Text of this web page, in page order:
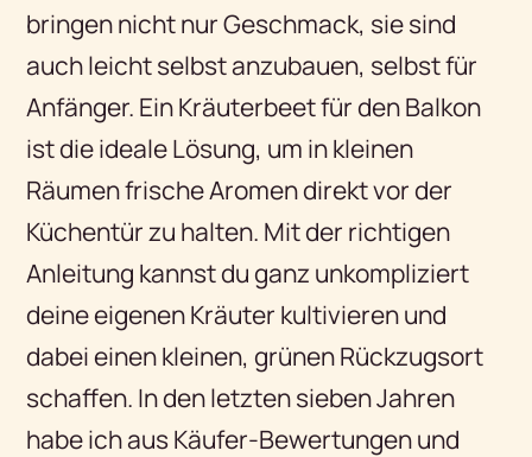
bringen nicht nur Geschmack, sie sind
auch leicht selbst anzubauen, selbst für
Anfänger. Ein Kräuterbeet für den Balkon
ist die ideale Lösung, um in kleinen
Räumen frische Aromen direkt vor der
Küchentür zu halten. Mit der richtigen
Anleitung kannst du ganz unkompliziert
deine eigenen Kräuter kultivieren und
dabei einen kleinen, grünen Rückzugsort
schaffen. In den letzten sieben Jahren
habe ich aus Käufer-Bewertungen und